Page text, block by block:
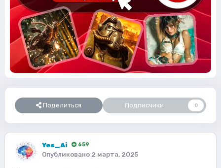
Поделиться Подписчики 0
Yes_Ai 659
Опубликовано 2 марта, 2025